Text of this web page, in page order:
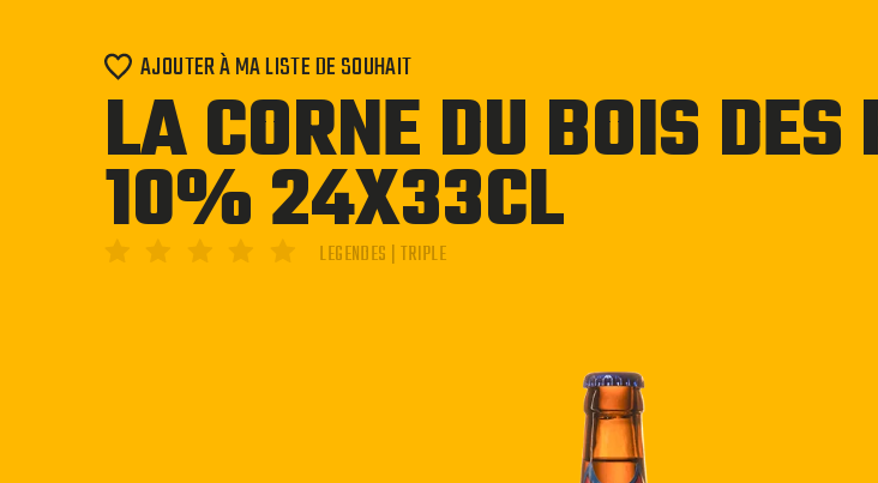
AJOUTER À MA LISTE DE SOUHAIT
LA CORNE DU BOIS
10% 24X33CL
LEGENDES | TRIPLE